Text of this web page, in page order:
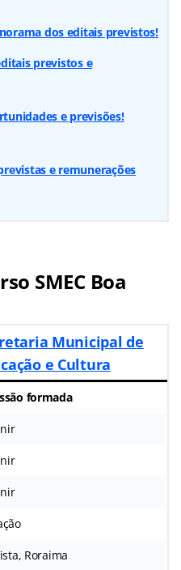
dos editais previstos!
previstos e
e previsões!
e remunerações
SMEC Boa
Municipal de
e Cultura
formada
Roraima